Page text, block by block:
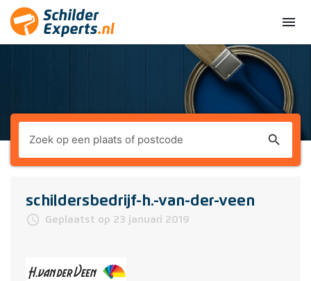
menu
search
schildersbedrijf-h.-van-der-veen
access_time Geplaatst op 23 januari 2019